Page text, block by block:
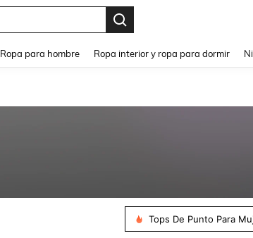
Ropa para hombre Ropa interior y ropa para dormir
Tops De Punto Para